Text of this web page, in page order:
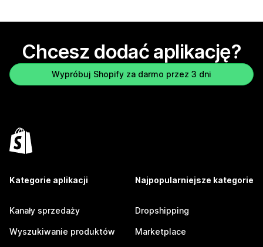
Chcesz dodać aplikację?
Wypróbuj Shopify za darmo przez 3 dni
Kategorie aplikacji
Kanały sprzedaży
Wyszukiwanie produktów
Najpopularniejsze kategorie
Dropshipping
Marketplace